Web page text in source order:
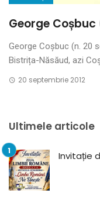
George Coșbuc
George Coșbuc (n. 20
Bistrița-Năsăud, azi
20 septembrie 2012
Ultimele articole
Invitație